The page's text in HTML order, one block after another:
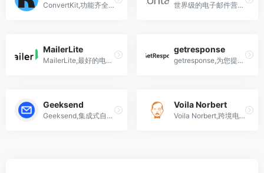
ConvertKit,功能齐全的电子邮件营销服务商 世界级的电子邮件营销工具
MailerLite
MailerLite,最好的电子邮件营销服务推荐之一
getresponse
getresponse,为您提供电子邮件营销、网络分享会、广告、登陆页面编辑器和培训指南、来帮助您在线运营业务。
Geeksend
Geeksend,集成式自动化邮件营销管理平台,集成获客、营销和推广功能的自动化邮件平台，涵盖邮箱查找、邮箱验证、邮箱预热和邮件自动化营销四大核心模块
Voila Norbert
Voila Norbert,跨境电商,外贸人获取用户精准邮箱的实用工具！